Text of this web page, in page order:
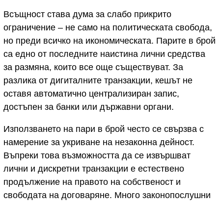
Всъщност става дума за слабо прикрито
ограничение – не само на политическата свобода,
но преди всичко на икономическата. Парите в брой
са едно от последните наистина лични средства
за размяна, които все още съществуват. За
разлика от дигиталните транзакции, кешът не
оставя автоматично централизиран запис,
достъпен за банки или държавни органи.
Използването на пари в брой често се свързва с
намерение за укриване на незаконна дейност.
Въпреки това възможността да се извършват
лични и дискретни транзакции е естествено
продължение на правото на собственост и
свободата на договаряне. Много законопослушни